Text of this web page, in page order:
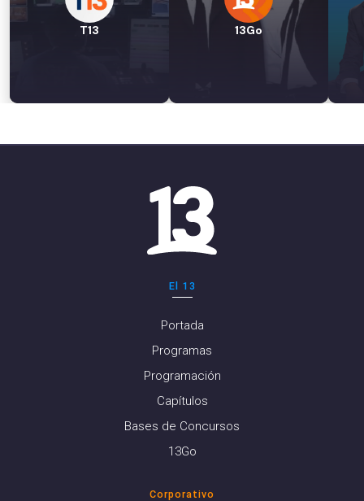
T13 13Go
El 13
Portada
Programas
Programación
Capítulos
Bases de Concursos
13Go
Corporativo